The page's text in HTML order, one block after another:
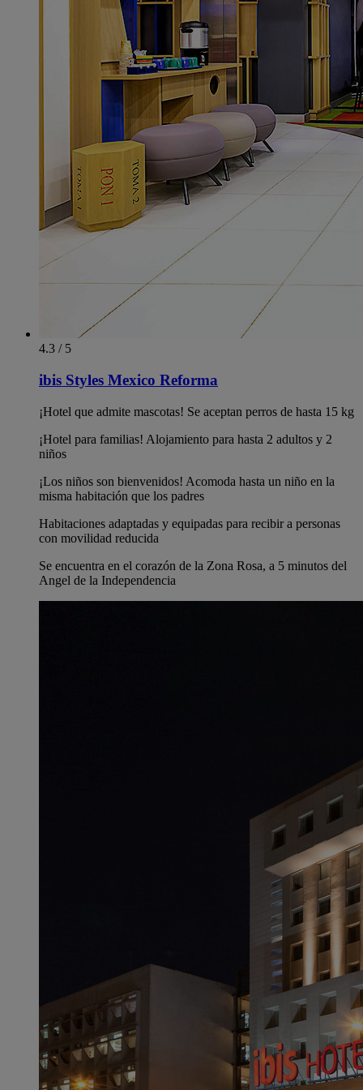
4.3 / 5
ibis Styles Mexico Reforma
¡Hotel que admite mascotas! Se aceptan perros de hasta 15 kg
¡Hotel para familias! Alojamiento para hasta 2 adultos y 2
niños
¡Los niños son bienvenidos! Acomoda hasta un niño en la
misma habitación que los padres
Habitaciones adaptadas y equipadas para recibir a personas
con movilidad reducida
Se encuentra en el corazón de la Zona Rosa, a 5 minutos del
Angel de la Independencia